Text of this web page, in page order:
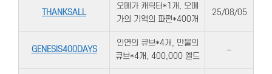
THANKSALL
오메가 캐릭터*1개, 오메
가의 기억의 파편*400개
25/08/05
GENESIS400DAYS
인연의 큐브*4개, 만물의
큐브*4개, 400,000 엘드
–